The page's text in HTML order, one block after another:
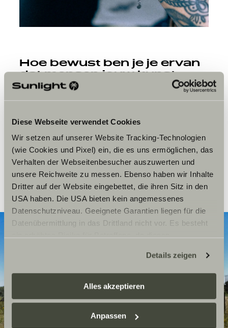
Diese Webseite verwendet Cookies
Wir setzen auf unserer Website Tracking-Technologien
(wie Cookies und Pixel) ein, die es uns ermöglichen, das
Verhalten der Webseitenbesucher auszuwerten und
unsere Reichweite zu messen. Ebenso haben wir Inhalte
Dritter auf der Website eingebettet, die ihren Sitz in den
USA haben. Die USA bieten kein angemessenes
Datenschutzniveau. Geeignete Garantien liegen für die
Datenübermittlung in das Drittland nicht vor. Es besteht
zustehen. Eingesetzte Dienstleister können Daten für
eigene Zwecke verarbeiten und mit anderen Daten
zusammenführen. Weitere Informationen finden Sie hier:
Datenschutzerklärung
einzelne Cookies/Dienste in den Einstellungen aus,
Details zeigen
Alles akzeptieren
Anpassen
Hoe bewust ben je je ervan
dat mensen jouw kunst
voor altijd op hun huid
leeft aan de andere kant van de wereld en we parallel
bestaan, zo ongelooflijk ver van elkaar, dat is gewoon
prachtig. Ik heb getatoeëerd in Nieuw-Zeeland, op mijn
reis door Frankrijk, Spanje, Portugal. Het is zo’n enorme
eer.